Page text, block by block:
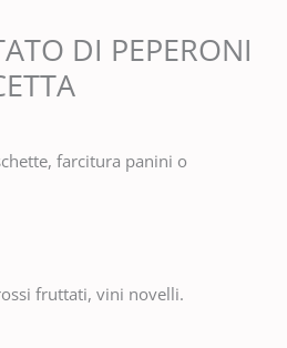
DI PEPERONI
farcitura panini o
fruttati, vini novelli.